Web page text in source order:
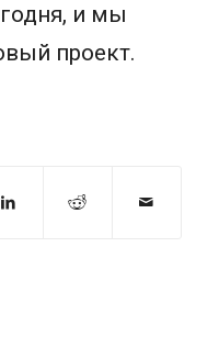
и мы
проект.